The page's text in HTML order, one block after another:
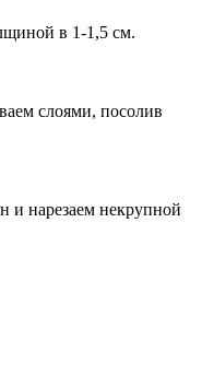
в 1-1,5 см.
слоями, посолив
и нарезаем некрупной